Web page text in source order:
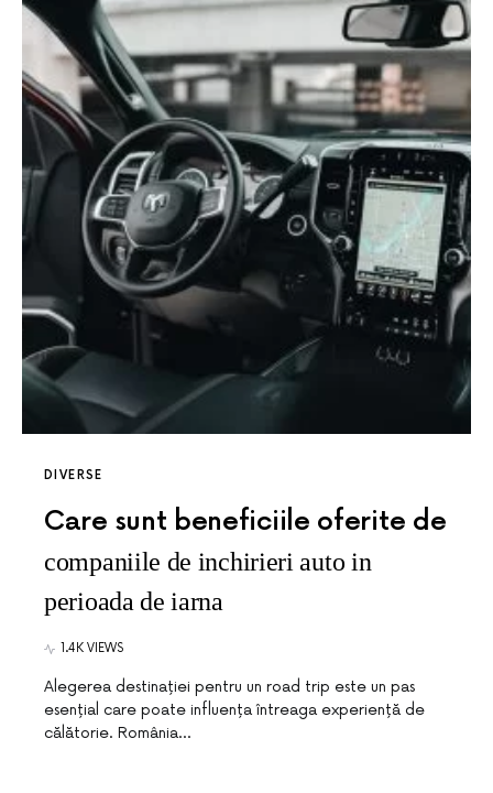
DIVERSE
Care sunt beneficiile oferite de
companiile de inchirieri auto in
perioada de iarna
1.4K VIEWS
Alegerea destinației pentru un road trip este un pas
esențial care poate influența întreaga experiență de
călătorie. România…